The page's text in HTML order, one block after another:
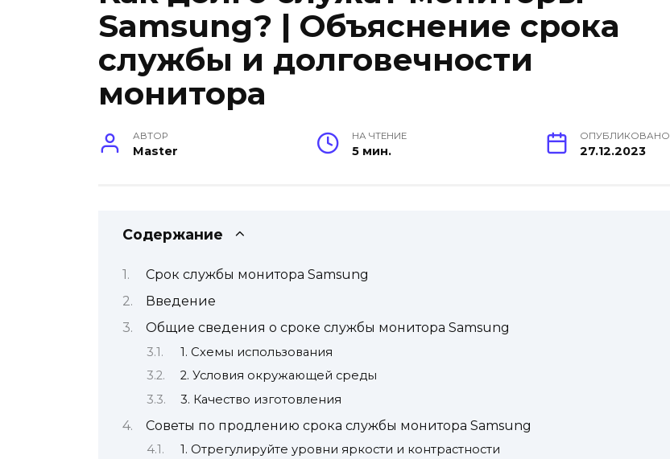
Samsung? | Объяснение срока
службы и долговечности
монитора
АВТОР
Master
НА ЧТЕНИЕ
5 мин.
ОПУБЛИКОВАНО
27.12.2023
Содержание
Срок службы монитора Samsung
Введение
Общие сведения о сроке службы монитора Samsung
1. Схемы использования
2. Условия окружающей среды
3. Качество изготовления
Советы по продлению срока службы монитора Samsung
1. Отрегулируйте уровни яркости и контрастности